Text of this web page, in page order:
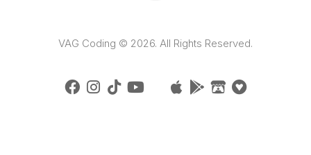
VAG Coding © 2026. All Rights Reserved.